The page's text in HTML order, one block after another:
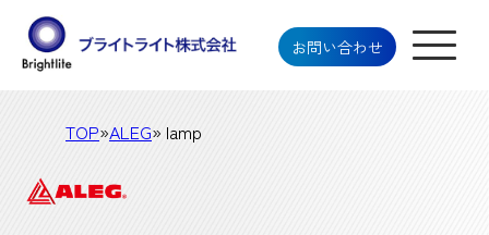
お問い合わせ
TOP»ALEG» lamp